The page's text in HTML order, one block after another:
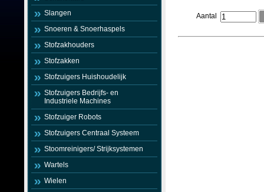
Slangen
Snoeren & Snoerhaspels
Stofzakhouders
Stofzakken
Stofzuigers Huishoudelijk
Stofzuigers Bedrijfs- en
Industriele Machines
Stofzuiger Robots
Stofzuigers Centraal Systeem
Stoomreinigers/ Strijksystemen
Wartels
Wielen
Aantal